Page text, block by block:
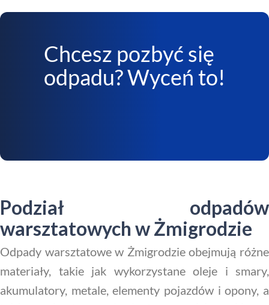
Chcesz pozbyć się
odpadu? Wyceń to!
Podział odpadów
warsztatowych w Żmigrodzie
Odpady warsztatowe w Żmigrodzie obejmują różne
materiały, takie jak wykorzystane oleje i smary,
akumulatory, metale, elementy pojazdów i opony, a